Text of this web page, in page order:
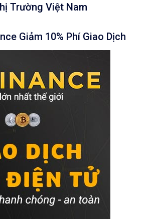
Trường Việt Nam
Giảm 10% Phí Giao Dịch